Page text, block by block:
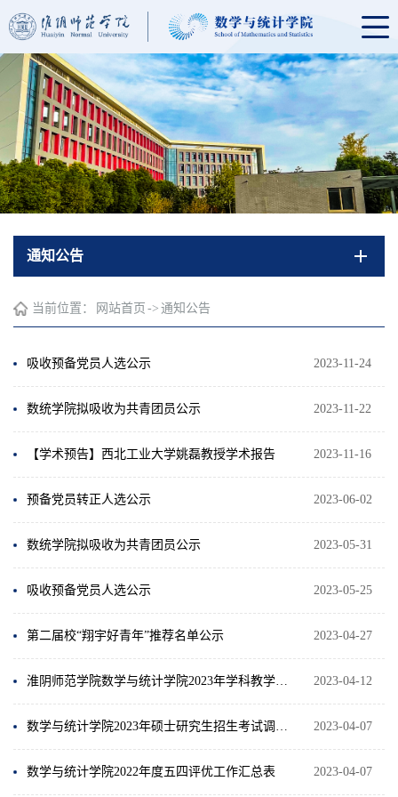
通知公告
当前位置： 网站首页 -> 通知公告
2023-11-24
吸收预备党员人选公示
2023-11-22
数统学院拟吸收为共青团员公示
2023-11-16
【学术预告】西北工业大学姚磊教授学术报告
2023-06-02
预备党员转正人选公示
2023-05-31
数统学院拟吸收为共青团员公示
2023-05-25
吸收预备党员人选公示
2023-04-27
第二届校“翔宇好青年”推荐名单公示
2023-04-12
淮阴师范学院数学与统计学院2023年学科教学（数学）全日制硕士研究生招生调剂复试成绩公示（第一轮）
2023-04-07
数学与统计学院2023年硕士研究生招生考试调剂考生进入复试名单（第一批次）
2023-04-07
数学与统计学院2022年度五四评优工作汇总表